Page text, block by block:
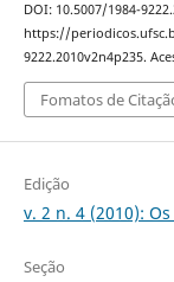
DOI: 10.5007/1984-
https://
9222.2010v2n4p235.
Fomatos de
Edição
v. 2 n. 4 (2010):
Seção